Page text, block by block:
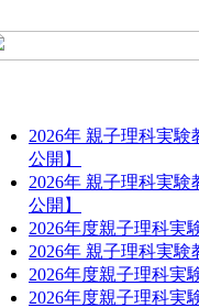
2026年 親子理科実
公開】
2026年 親子理科実
公開】
2026年度親子理科実
2026年 親子理科実
2026年度親子理科実
2026年度親子理科実